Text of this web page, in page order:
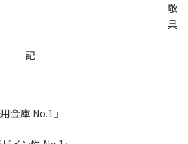
。 敬
具
記
金庫 No.1』